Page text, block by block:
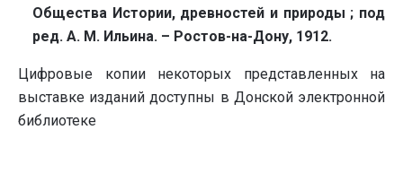
Общества Истории, древностей и природы ; под
ред. А. М. Ильина. – Ростов-на-Дону, 1912.
Цифровые копии некоторых представленных на
выставке изданий доступны в Донской электронной
библиотеке